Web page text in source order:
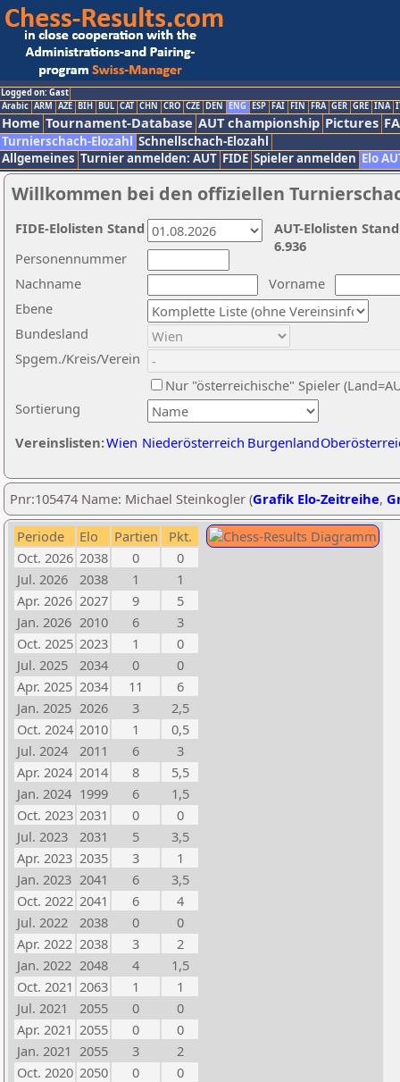
Logged on: Gast
Arabic ARM AZE BIH BUL CAT CHN CRO CZE DEN ENG ESP FAI FIN FRA GER GRE INA
Home Tournament-Database AUT championship Pictures
Turnierschach-Elozahl Schnellschach-Elozahl
Allgemeines Turnier anmelden: AUT FIDE Spieler anmelden Elo
Willkommen bei den offiziellen
Nachname
Vorname
Ebene
Sortierung
Personennummer
Bundesland
Spgem./Kreis/Verein
Nur "österreichische" Spieler
Vereinslisten:Wien Niederösterreich Burgenland
AUT-Elolisten
6.936
FIDE-Elolisten Stand
Pnr:105474 Name: Michael Steinkogler (Grafik Elo-Zeitreihe,
Periode Elo Partien
Pkt.
Oct. 2026 2038 0
0
Jul. 2026
2038 1
1
Apr. 2026 2027 9
5
Jan. 2026 2010 6
3
Oct. 2025 2023 1
0
Jul. 2025
2034 0
0
Apr. 2025 2034 11
6
Jan. 2025 2026 3
2,5
Oct. 2024 2010 1
0,5
Jul. 2024
2011 6
3
Apr. 2024 2014 8
5,5
Jan. 2024 1999 6
1,5
Oct. 2023 2031 0
0
Jul. 2023
2031 5
3,5
Apr. 2023 2035 3
1
Jan. 2023 2041 6
3,5
Oct. 2022 2041 6
4
Jul. 2022
2038 0
0
Apr. 2022 2038 3
2
Jan. 2022 2048 4
1,5
Oct. 2021 2063 1
1
Jul. 2021
2055 0
0
Apr. 2021 2055 0
0
Jan. 2021 2055 3
2
Oct. 2020 2050 0
0